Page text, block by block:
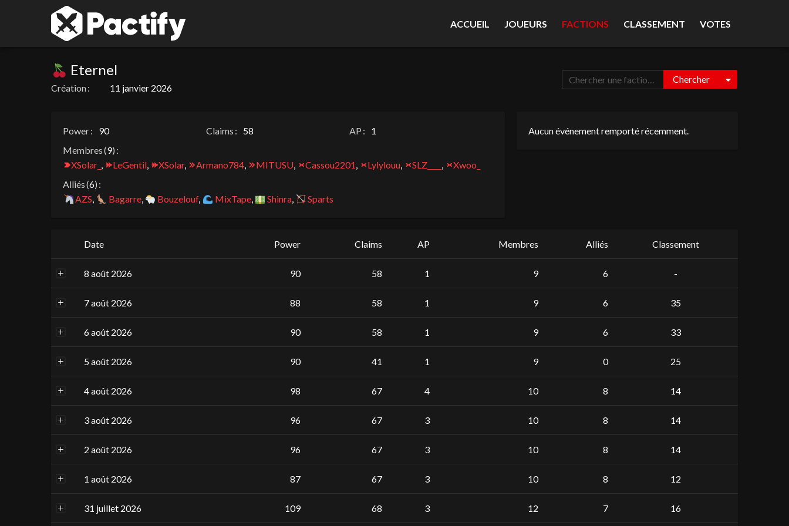
ACCUEIL JOUEURS FACTIONS CLASSEMENT VOTES
Chercher
Eternel
Création : 11 janvier 2026
Power : 90 Claims : 58 AP :
1
Membres (9) :
XSolar_ , LeGentil, XSolar, Armano784, MITUSU, Cassou2201, Lylylouu, SLZ____ ,
Xwoo_
Alliés (6) :
AZS, Bagarre, Bouzelouf, MixTape, Shinra, Sparts
Aucun événement remporté récemment.
Date Power Claims AP Membres Alliés Classement
8 août 2026 90 58 1 9 6 -
7 août 2026 88 58 1 9 6 35
6 août 2026 90 58 1 9 6 33
5 août 2026 90 41 1 9 0 25
4 août 2026 98 67 4 10 8 14
3 août 2026 96 67 3 10 8 14
2 août 2026 96 67 3 10 8 14
1 août 2026 87 67 3 10 8 12
31 juillet 2026 109 68 3 12 7 16